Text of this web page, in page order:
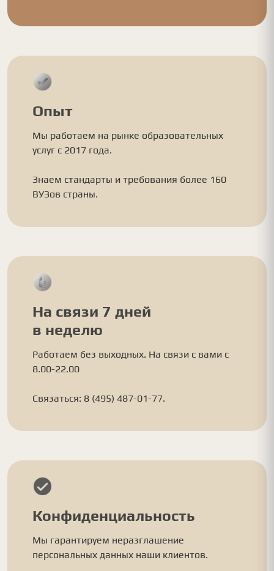
Опыт
Мы работаем на рынке образовательных
услуг с 2017 года.
Знаем стандарты и требования более 160
ВУЗов страны.
На связи 7 дней
в неделю
Работаем без выходных. На связи с вами с
8.00-22.00
Связаться: 8 (495) 487-01-77.
Конфиденциальность
Мы гарантируем неразглашение
персональных данных наши клиентов.